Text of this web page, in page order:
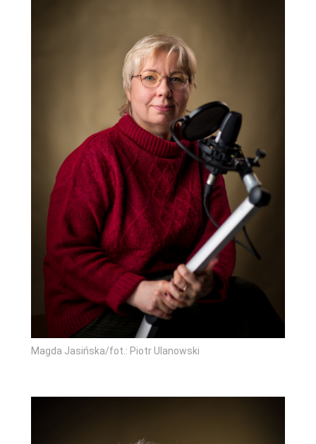
Magda Jasińska/fot.: Piotr Ulanowski